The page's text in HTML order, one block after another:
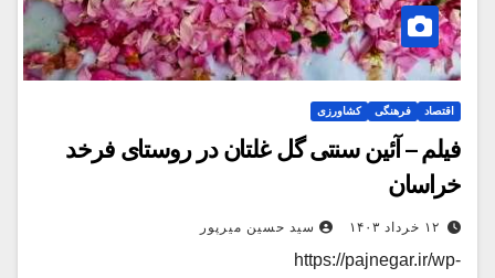
اقتصاد فرهنگی کشاورزی
فیلم – آئین سنتی گل غلتان در روستای فرخد
خراسان
۱۲ خرداد ۱۴۰۳ سید حسین میرپور
https://pajnegar.ir/wp-